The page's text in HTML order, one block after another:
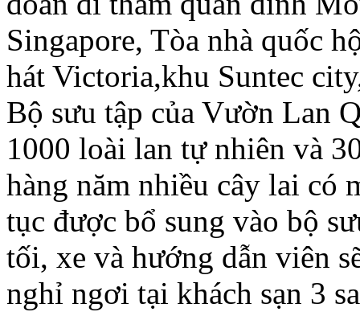
Singapore, Tòa nhà quốc
hát Victoria,khu Suntec
Bộ sưu tập của Vườn Lan
1000 loài lan tự nhiên và
hàng năm nhiều cây lai có
tục được bổ sung vào bộ
tối, xe và hướng dẫn viên
nghỉ ngơi tại khách sạn 3